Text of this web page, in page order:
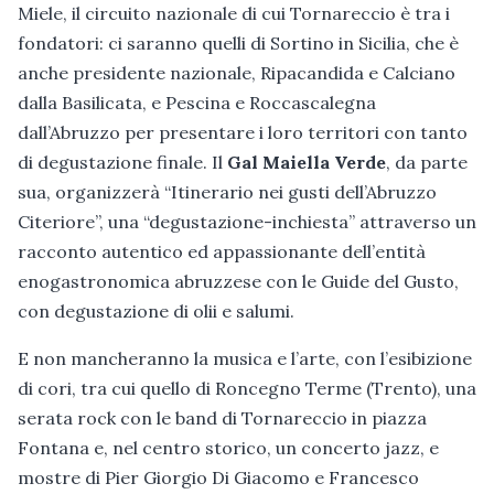
Miele, il circuito nazionale di cui Tornareccio è tra i
fondatori: ci saranno quelli di Sortino in Sicilia, che è
anche presidente nazionale, Ripacandida e Calciano
dalla Basilicata, e Pescina e Roccascalegna
dall’Abruzzo per presentare i loro territori con tanto
di degustazione finale. Il Gal Maiella Verde, da parte
sua, organizzerà “Itinerario nei gusti dell’Abruzzo
Citeriore”, una “degustazione-inchiesta” attraverso un
racconto autentico ed appassionante dell’entità
enogastronomica abruzzese con le Guide del Gusto,
con degustazione di olii e salumi.
E non mancheranno la musica e l’arte, con l’esibizione
di cori, tra cui quello di Roncegno Terme (Trento), una
serata rock con le band di Tornareccio in piazza
Fontana e, nel centro storico, un concerto jazz, e
mostre di Pier Giorgio Di Giacomo e Francesco